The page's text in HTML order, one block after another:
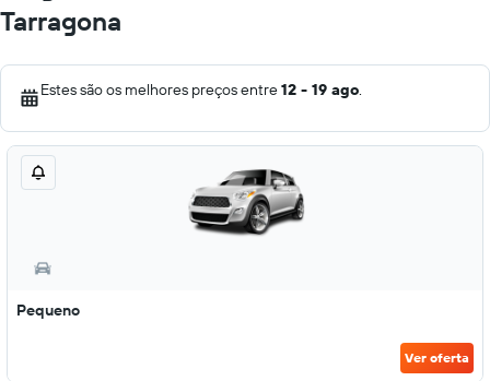
Tarragona
Estes são os melhores preços entre12 - 19 ago.
Pequeno
Ver oferta